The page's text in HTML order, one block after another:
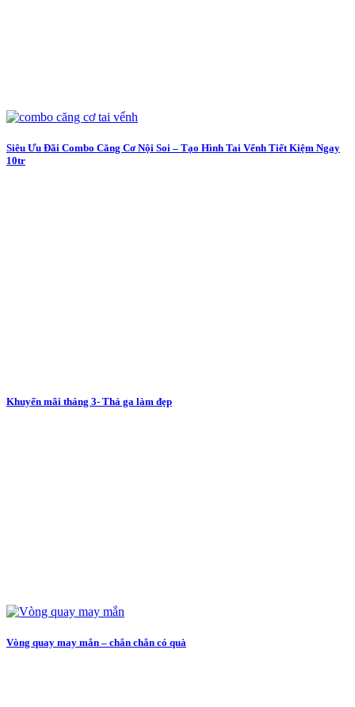
Siêu Ưu Đãi Combo Căng Cơ Nội Soi – Tạo Hình Tai Vểnh Tiết Kiệm Ngay
10tr
Khuyến mãi tháng 3- Thả ga làm đẹp
Vòng quay may mắn – chắn chắn có quà